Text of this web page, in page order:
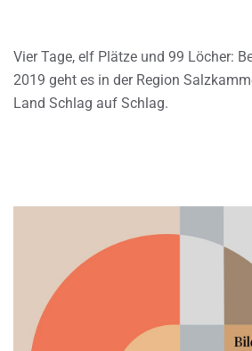
Vier Tage, elf Plätze und 99 Löcher:
2019 geht es in der Region
Land Schlag auf Schlag.